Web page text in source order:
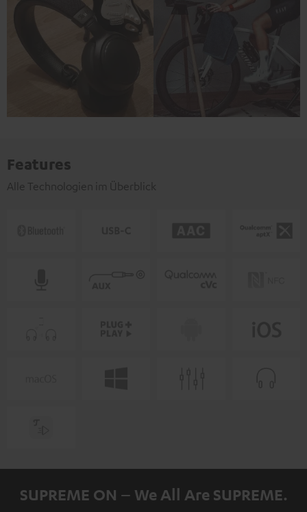
Features
Alle Technologien im Überblick
SUPREME ON – We All Are SUPREME.